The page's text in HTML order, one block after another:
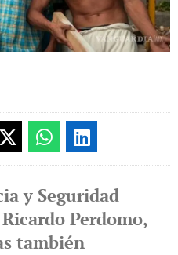
y Seguridad
Perdomo,
también